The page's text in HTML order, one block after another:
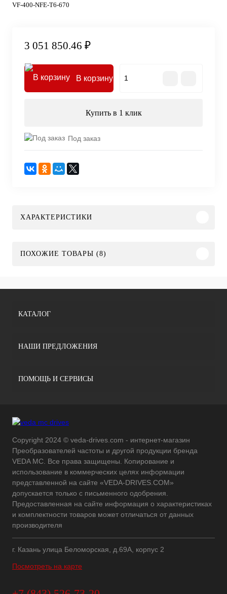
VF-400-NFE-T6-670
3 051 850.46 ₽
В корзину
Купить в 1 клик
Под заказ
ХАРАКТЕРИСТИКИ
ПОХОЖИЕ ТОВАРЫ (8)
КАТАЛОГ
НАШИ ПРЕДЛОЖЕНИЯ
ПОМОЩЬ И СЕРВИСЫ
Copyright 2024 © veda-drives.com - интернет-магазин
Преобразователей частоты и другой продукции бренда
VEDA MC. Все права защищены. Копирование и
использование в коммерческих целях информации
представленной на сайте «VEDA-DRIVES.COM»
допускается только с письменного одобрения.
Предоставленная на сайте информация о характеристиках
и комплектности товаров может отличаться от данных
производителя
г. Казань улица Беломорская, д.69А, корпус 2
Посмотреть на карте